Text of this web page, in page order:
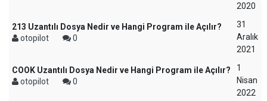
2020
213 Uzantılı Dosya Nedir ve Hangi Program ile Açılır?
otopilot
0
31
Aralık
2021
COOK Uzantılı Dosya Nedir ve Hangi Program ile Açılır?
otopilot
0
1
Nisan
2022